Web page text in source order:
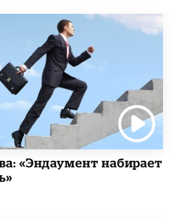
«Эндаумент набирает